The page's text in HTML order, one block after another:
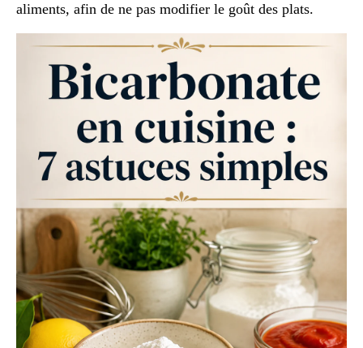
aliments, afin de ne pas modifier le goût des plats.